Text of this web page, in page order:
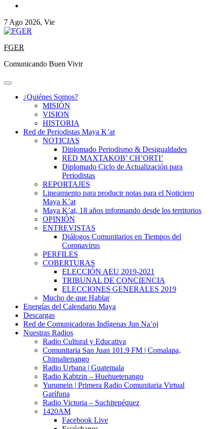
7 Ago 2026, Vie
FGER
Comunicando Buen Vivir
¿Quiénes Somos?
MISIÓN
VISION
HISTORIA
Red de Periodistas Maya K’at
NOTICIAS
Diplomado Periodismo & Desigualdades
RED MAXTAKOB’ CH’ORTI’
Diplomado Ciclo de Actualización para
Periodistas
REPORTAJES
Lineamiento para producir notas para el Noticiero
Maya K’at
Maya K’at, 18 años informando desde los territorios
OPINIÓN
ENTREVISTAS
Diálogos Comunitarios en Tiempos del
Coronavirus
PERFILES
COBERTURAS
ELECCIÓN AEU 2019-2021
TRIBUNAL DE CONCIENCIA
ELECCIONES GENERALES 2019
Mucho de que Hablar
Energías del Calendario Maya
Descargas
Red de Comunicadoras Indígenas Jun Na’oj
Nuestras Radios
Radio Cultural y Educativa
Comunitaria San Juan 101.9 FM | Comalapa,
Chimaltenango
Radio Urbana | Guatemala
Radio Kabtzin – Huehuetenango
Yurumein | Primera Radio Comunitaria Virtual
Garífuna
Radio Victoria – Suchitepéquez
1420AM
Facebook Live